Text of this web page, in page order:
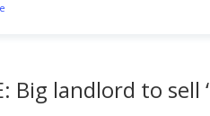
Big landlord to